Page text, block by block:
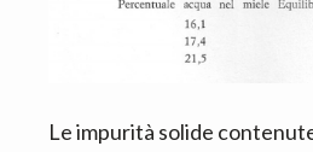
Le impurità solide